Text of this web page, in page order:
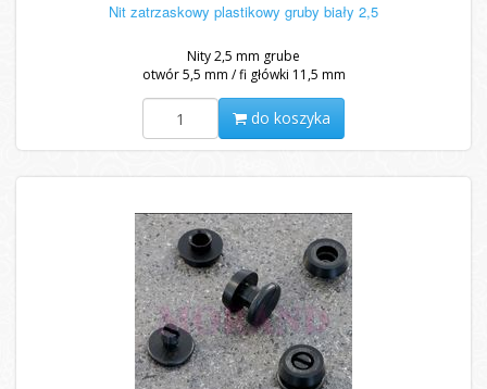
Nit zatrzaskowy plastikowy gruby biały 2,5
Nity 2,5 mm grube
otwór 5,5 mm / fi główki 11,5 mm
do koszyka